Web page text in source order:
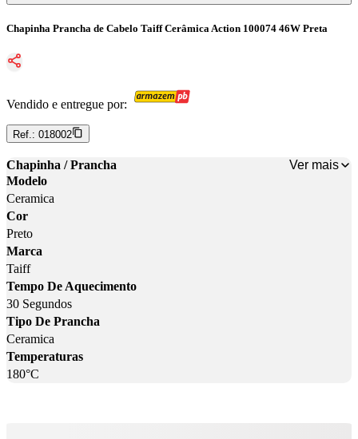
Chapinha Prancha de Cabelo Taiff Cerâmica Action 100074 46W Preta
Vendido e entregue por:
Ref.: 018002
Chapinha / Prancha
Ver mais
Modelo
Ceramica
Cor
Preto
Marca
Taiff
Tempo De Aquecimento
30 Segundos
Tipo De Prancha
Ceramica
Temperaturas
180°C